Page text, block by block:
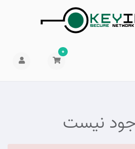
0
نیست